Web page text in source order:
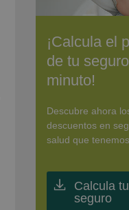
¡Calcula el
de tu
minuto!
Descubre ahora
descuentos en
salud que
Calcula tu
seguro